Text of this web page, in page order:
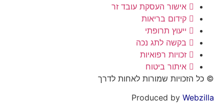
אישור העסקת עובד זר
קידום בריאות
ייעוץ תרופתי
בקשה לתג נכה
זכויות רפואיות
איתור ביטוח
© כל הזכויות שמורות לאחות לדרך
Produced by Webzilla